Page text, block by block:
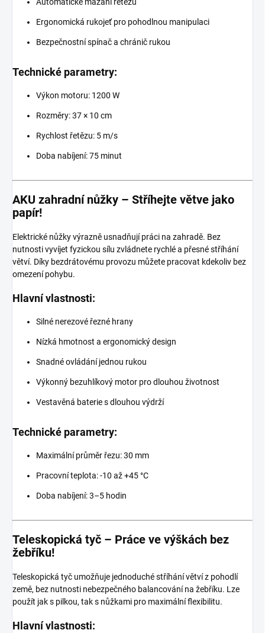
Automatické mazání řetězu
Ergonomická rukojeť pro pohodlnou manipulaci
Bezpečnostní spínač a chránič rukou
Technické parametry:
Výkon motoru: 1200 W
Rozměry: 37 × 10 cm
Rychlost řetězu: 5 m/s
Doba nabíjení: 75 minut
AKU zahradní nůžky – Stříhejte větve jako
papír!
Elektrické nůžky výrazně usnadňují práci na zahradě. Bez
nutnosti vyvíjet fyzickou sílu zvládnete rychlé a přesné stříhání
větví. Díky bezdrátovému provozu můžete pracovat kdekoliv bez
omezení pohybu.
Hlavní vlastnosti:
Silné nerezové řezné hrany
Nízká hmotnost a ergonomický design
Snadné ovládání jednou rukou
Výkonný bezuhlíkový motor pro dlouhou životnost
Vestavěná baterie s dlouhou výdrží
Technické parametry:
Maximální průměr řezu: 30 mm
Pracovní teplota: -10 až +45 °C
Doba nabíjení: 3–5 hodin
Teleskopická tyč – Práce ve výškách bez
žebříku!
Teleskopická tyč umožňuje jednoduché stříhání větví z pohodlí
země, bez nutnosti nebezpečného balancování na žebříku. Lze
použít jak s pilkou, tak s nůžkami pro maximální flexibilitu.
Hlavní vlastnosti: